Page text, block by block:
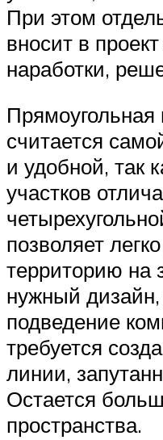
При этом
вносит в
наработки,
Прямоугольная
считается
и удобной, так
участков
позволяет
территорию на
нужный
подведение
требуется
линии,
Остается
пространства.